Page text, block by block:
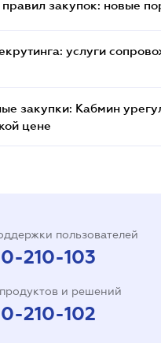
закупок: новые
услуги
закупки: Кабмин
цене
пользователей
210-103
и решений
210-102